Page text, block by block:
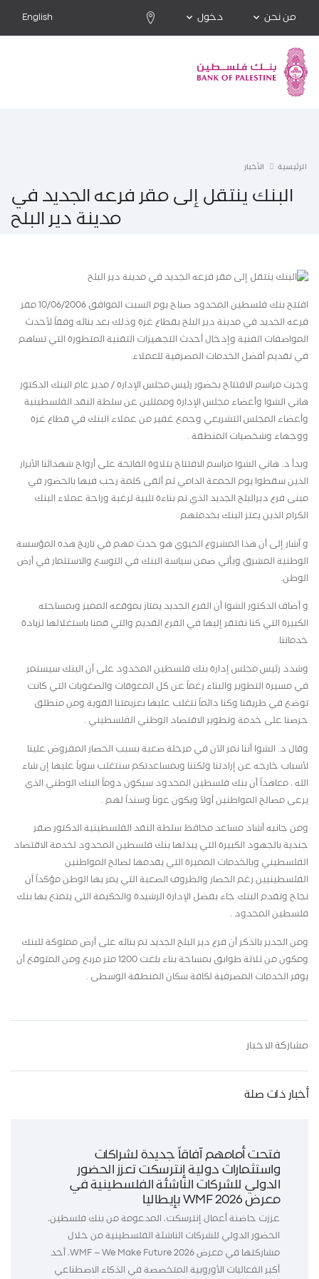
من نحن دخول English
الرئيسية الأخبار
البنك ينتقل إلى مقر فرعه الجديد في
مدينة دير البلح
افتتح بنك فلسطين المحدود صباح يوم السبت الموافق 10/06/2006 مقر
فرعه الجديد في مدينة دير البلح بقطاع غزة وذلك بعد بنائه وفقاً لأحدث
المواصفات الفنية وإدخال أحدث التجهيزات التقنية المتطورة التي تساهم
في تقديم أفضل الخدمات المصرفية للعملاء.
وجرت مراسم الافتتاح بحضور رئيس مجلس الإدارة / مدير عام البنك الدكتور
هاني الشوا وأعضاء مجلس الإدارة وممثلين عن سلطة النقد الفلسطينية
وأعضاء المجلس التشريعي وجمع غفير من عملاء البنك في قطاع غزة
ووجهاء وشخصيات المنطقة .
وبدأ د. هاني الشوا مراسم الافتتاح بتلاوة الفاتحة على أرواح شهدائنا الأبرار
الذين سقطوا يوم الجمعة الدامي ثم ألقى كلمة رحب فيها بالحضور في
مبنى فرع ديرالبلح الجديد الذي تم بناءة تلبية لرغبة وراحة عملاء البنك
الكرام الذين يعتز البنك بخدمتهم
و أشار إلى أن هذا المشروع الحيوي هو حدث مهم في تاريخ هذه المؤسسة
الوطنية المشرق ويأتي ضمن سياسة البنك في التوسع والاستثمار في أرض
الوطن.
و أضاف الدكتور الشوا أن الفرع الجديد يمتاز بموقعه المميز وبمساحته
الكبيرة التي كنا نفتقر إليها في الفرع القديم والتي قمنا باستغلالها لزيادة
خدماتنا.
وشدد رئيس مجلس إدارة بنك فلسطين المحدود على أن البنك سيستمر
في مسيرة التطوير والبناء رغماً عن كل المعوقات والصعوبات التي كانت
توضع في طريقنا وكنا دائماً نتغلب عليها بعزيمتنا القوية ومن منطلق
حرصنا على خدمة وتطوير الاقتصاد الوطني الفلسطيني .
وقال د. الشوا أننا نمر الآن في مرحلة صعبة بسبب الحصار المفروض علينا
لأسباب خارجه عن إرادتنا ولكننا وبمساعدتكم سنتغلب سوياً عليها إن شاء
الله ، معاهداً أن بنك فلسطين المحدود سيكون دوماً البنك الوطني الذي
يرعى مصالح المواطنين أولاً ويكون عوناً وسنداً لهم .
ومن جانبه أشاد مساعد محافظ سلطة النقد الفلسطينية الدكتور صقر
جندية بالجهود الكبيرة التي يبذلها بنك فلسطين المحدود لخدمة الاقتصاد
الفلسطيني وبالخدمات المميزة التي يقدمها لصالح المواطنين
الفلسطينيين رغم الحصار والظروف الصعبة التي يمر بها الوطن مؤكداً أن
نجاح وتقدم البنك جاء بفضل الإدارة الرشيدة والحكيمة التي يتمتع بها بنك
فلسطين المحدود .
ومن الجدير بالذكر أن فرع دير البلح الجديد تم بنائه على أرض مملوكة للبنك
ومكون من ثلاثة طوابق بمساحة بناء بلغت 1200 متر مربع ومن المتوقع أن
يوفر الخدمات المصرفية لكافة سكان المنطقة الوسطى .
مشاركة الاخبار
أخبار ذات صلة
فتحت أمامهم آفاقاً جديدة لشراكات
واستثمارات دولية إنترسكت تعزز الحضور
الدولي للشركات الناشئة الفلسطينية في
معرض WMF 2026 بإيطاليا
عززت حاضنة أعمال إنترسكت، المدعومة من بنك فلسطين،
الحضور الدولي للشركات الناشئة الفلسطينية من خلال
مشاركتها في معرض WMF – We Make Future 2026، أحد
أكبر الفعاليات الأوروبية المتخصصة في الذكاء الاصطناعي